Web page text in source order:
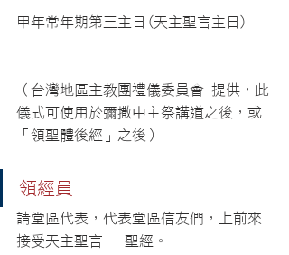
甲年常年期第三主日(天主聖言主日)
（台灣地區主教團禮儀委員會 提供，此
儀式可使用於彌撒中主祭講道之後，或
「領聖體後經」之後）
領經員
請堂區代表，代表堂區信友們，上前來
接受天主聖言---聖經。